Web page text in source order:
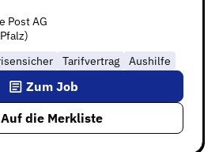
Post AG
Tarifvertrag Aushilfe
Auf die Merkliste
Zum Job